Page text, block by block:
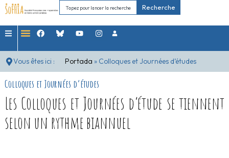
Recherche
Vous êtes ici : Portada » Colloques et Journées d’études
Colloques et Journées d’études
Les Colloques et Journées d’étude se tiennent
selon un rythme biannuel